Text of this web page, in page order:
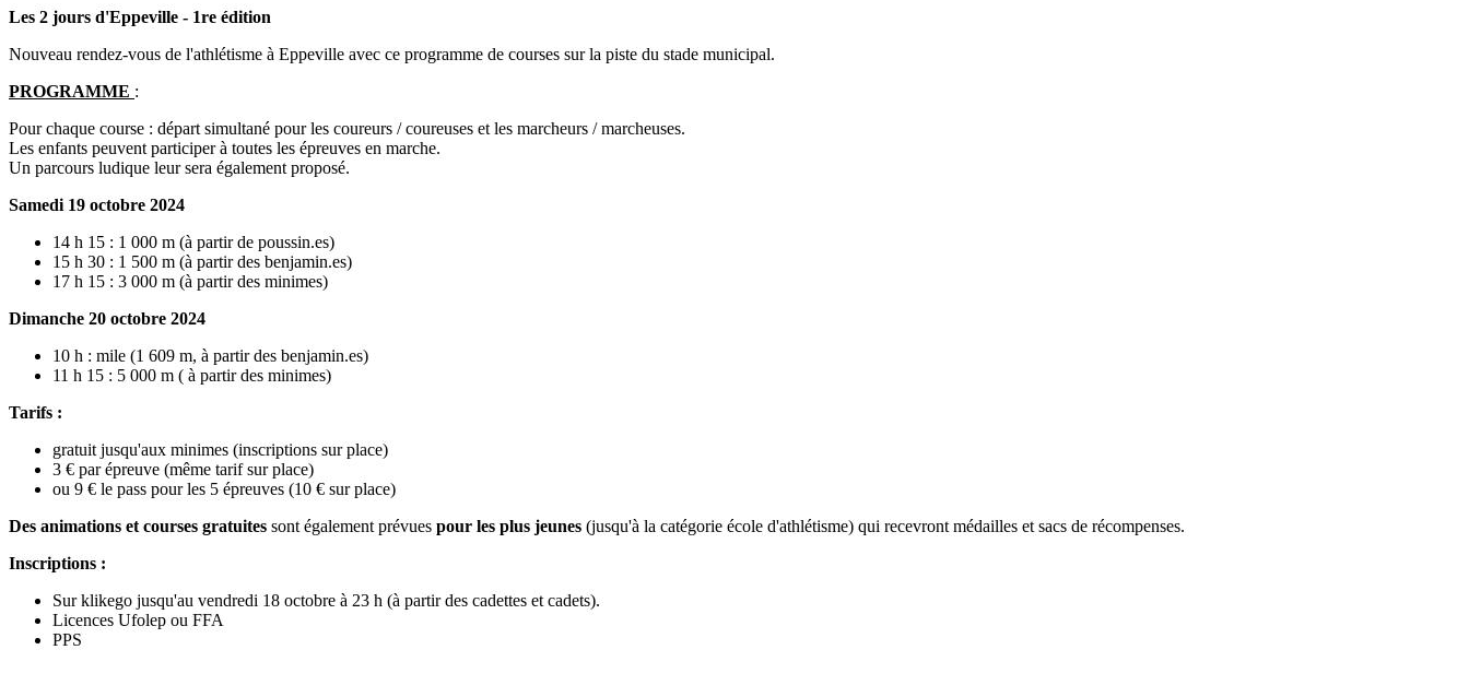
Les 2 jours d'Eppeville - 1re édition
Nouveau rendez-vous de l'athlétisme à Eppeville avec ce programme de courses sur la piste du stade municipal.
PROGRAMME :
Pour chaque course : départ simultané pour les coureurs / coureuses et les marcheurs / marcheuses.
Les enfants peuvent participer à toutes les épreuves en marche.
Un parcours ludique leur sera également proposé.
Samedi 19 octobre 2024
14 h 15 : 1 000 m (à partir de poussin.es)
15 h 30 : 1 500 m (à partir des benjamin.es)
17 h 15 : 3 000 m (à partir des minimes)
Dimanche 20 octobre 2024
10 h : mile (1 609 m, à partir des benjamin.es)
11 h 15 : 5 000 m ( à partir des minimes)
Tarifs :
gratuit jusqu'aux minimes (inscriptions sur place)
3 € par épreuve (même tarif sur place)
ou 9 € le pass pour les 5 épreuves (10 € sur place)
Des animations et courses gratuites sont également prévues pour les plus jeunes (jusqu'à la catégorie école d'athlétisme) qui recevront médailles et sacs de récompenses.
Inscriptions :
Sur klikego jusqu'au vendredi 18 octobre à 23 h (à partir des cadettes et cadets).
Licences Ufolep ou FFA
PPS